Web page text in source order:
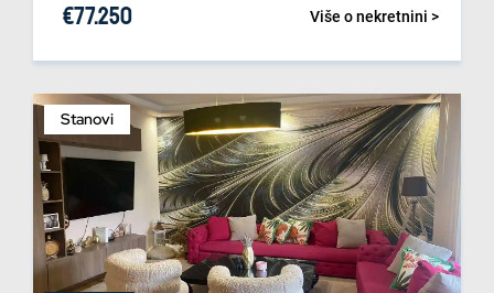
Više o nekretnini >
€77.250
Stanovi